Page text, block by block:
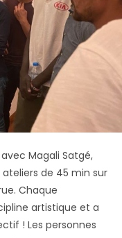
Magali Satgé,
de 45 min sur
Chaque
artistique et a
! Les personnes